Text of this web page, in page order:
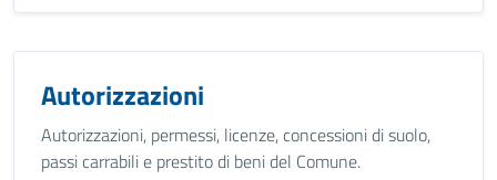
Autorizzazioni
Autorizzazioni, permessi, licenze, concessioni di suolo,
passi carrabili e prestito di beni del Comune.